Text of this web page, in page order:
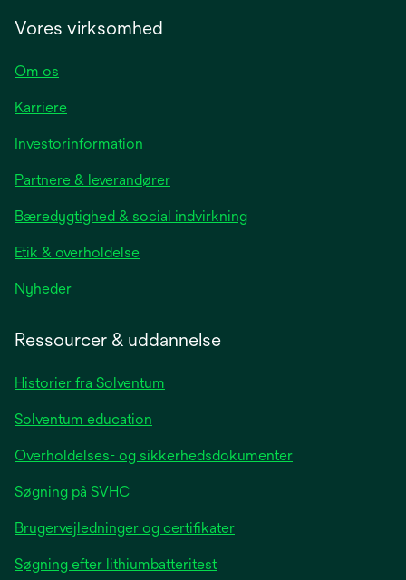
Vores virksomhed
Om os
Karriere
Investorinformation
a
new
Partnere & leverandører
Bæredygtighed & social indvirkning
Etik & overholdelse
Nyhederopens
tab
Ressourcer & uddannelse
Historier fra Solventum
Solventum education
Overholdelses- og sikkerhedsdokumenter
Søgning på SVHC
Brugervejledninger og certifikater
Søgning efter lithiumbatteritest